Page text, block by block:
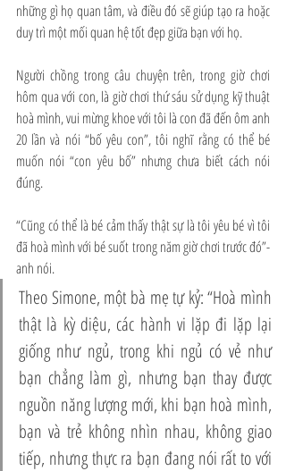
những gì họ quan tâm, và điều đó sẽ giúp tạo ra hoặc
duy trì một mối quan hệ tốt đẹp giữa bạn với họ.
Người chồng trong câu chuyện trên, trong giờ chơi
hôm qua với con, là giờ chơi thứ sáu sử dụng kỹ thuật
hoà mình, vui mừng khoe với tôi là con đã đến ôm anh
20 lần và nói “bố yêu con”, tôi nghĩ rằng có thể bé
muốn nói “con yêu bố” nhưng chưa biết cách nói
đúng.
“Cũng có thể là bé cảm thấy thật sự là tôi yêu bé vì tôi
đã hoà mình với bé suốt trong năm giờ chơi trước đó”-
anh nói.
Theo Simone, một bà mẹ tự kỷ: “Hoà mình
thật là kỳ diệu, các hành vi lặp đi lặp lại
giống như ngủ, trong khi ngủ có vẻ như
bạn chẳng làm gì, nhưng bạn thay được
nguồn năng lượng mới, khi bạn hoà mình,
bạn và trẻ không nhìn nhau, không giao
tiếp, nhưng thực ra bạn đang nói rất to với